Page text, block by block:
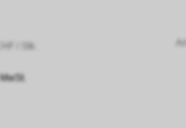
/ Stk.